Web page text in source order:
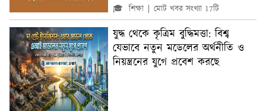
🎓 শিক্ষা মোট খবর সংখ্যা 17টি
যুদ্ধ থেকে কৃত্রিম বুদ্ধিমত্তা: বিশ্ব
যেভাবে নতুন মডেলের অর্থনীতি ও
নিয়ন্ত্রনের যুগে প্রবেশ করছে